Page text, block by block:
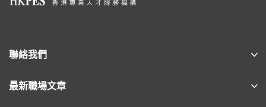
聯絡我們
最新職場文章